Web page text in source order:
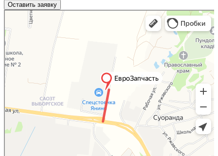
Яндекс.Карты
Яндекс.Карты — поиск мест и адресов, городской транспорт